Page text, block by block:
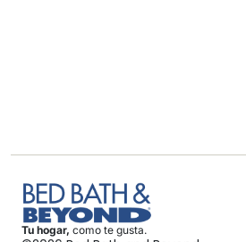
Tu hogar, como te gusta.